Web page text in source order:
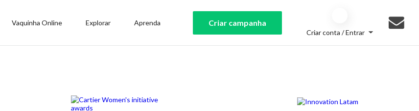
Vaquinha Online Explorar Aprenda Criar campanha
Criar conta / Entrar